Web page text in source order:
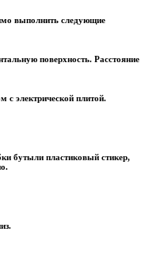
выполнить следующие
поверхность. Расстояние
с электрической плитой.
бутыли пластиковый стикер,